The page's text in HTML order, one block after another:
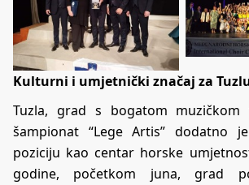
Kulturni i umjetnički značaj za
Tuzla, grad s bogatom muzičkom
šampionat “Lege Artis” dodatno
poziciju kao centar horske
godine, početkom juna, grad